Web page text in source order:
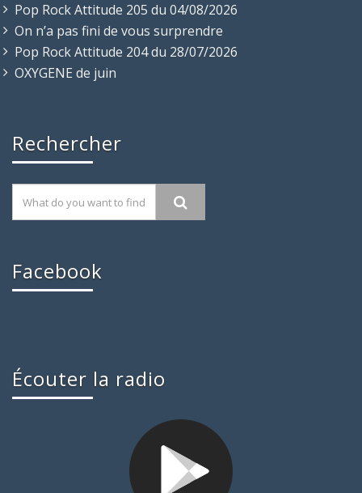
Pop Rock Attitude 205 du 04/08/2026
On n’a pas fini de vous surprendre
Pop Rock Attitude 204 du 28/07/2026
OXYGENE de juin
Rechercher
Facebook
Écouter la radio